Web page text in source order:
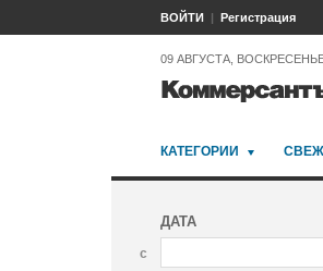
ВОЙТИ Регистрация
09 АВГУСТА,
КАТЕГОРИИ
ДАТА
с